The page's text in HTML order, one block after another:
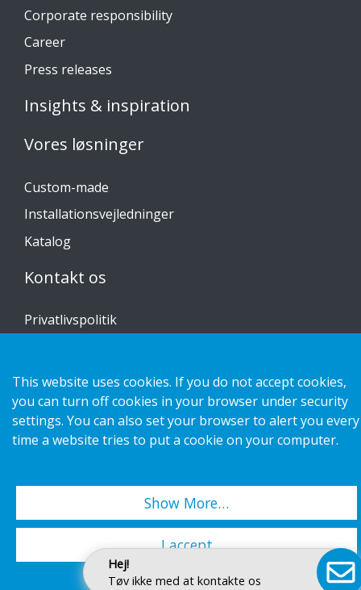
Hej!
Tøv ikke med at kontakte os
Corporate responsibility
Career
Press releases
Insights & inspiration
Vores løsninger
Custom-made
Installationsvejledninger
Katalog
Kontakt os
Privatlivspolitik
Copyright 2026 HL Display AB. All rights reserved.
This website uses cookies. If you do not accept cookies,
you can turn off cookies in your browser under security
settings. You can also set your browser to alert you every
time a website tries to put a cookie on your computer.
Show More…
I accept